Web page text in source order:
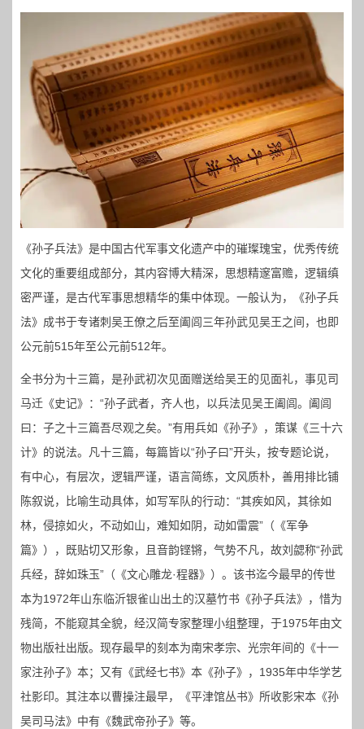
《孙子兵法》是中国古代军事文化遗产中的璀璨瑰宝，优秀传统
文化的重要组成部分，其内容博大精深，思想精邃富赡，逻辑缜
密严谨，是古代军事思想精华的集中体现。一般认为，《孙子兵
法》成书于专诸刺吴王僚之后至阖闾三年孙武见吴王之间，也即
公元前515年至公元前512年。
全书分为十三篇，是孙武初次见面赠送给吴王的见面礼，事见司
马迁《史记》：“孙子武者，齐人也，以兵法见吴王阖闾。阖闾
曰：子之十三篇吾尽观之矣。”有用兵如《孙子》，策谋《三十六
计》的说法。凡十三篇，每篇皆以“孙子曰”开头，按专题论说，
有中心，有层次，逻辑严谨，语言简练，文风质朴，善用排比铺
陈叙说，比喻生动具体，如写军队的行动：“其疾如风，其徐如
林，侵掠如火，不动如山，难知如阴，动如雷震”（《军争
篇》），既贴切又形象，且音韵铿锵，气势不凡，故刘勰称“孙武
兵经，辞如珠玉”（《文心雕龙·程器》）。该书迄今最早的传世
本为1972年山东临沂银雀山出土的汉墓竹书《孙子兵法》，惜为
残简，不能窥其全貌，经汉简专家整理小组整理，于1975年由文
物出版社出版。现存最早的刻本为南宋孝宗、光宗年间的《十一
家注孙子》本；又有《武经七书》本《孙子》，1935年中华学艺
社影印。其注本以曹操注最早，《平津馆丛书》所收影宋本《孙
吴司马法》中有《魏武帝孙子》等。